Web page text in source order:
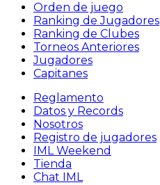
Orden de juego
Ranking de Jugadores
Ranking de Clubes
Torneos Anteriores
Jugadores
Capitanes
Reglamento
Datos y Records
Nosotros
Registro de jugadores
IML Weekend
Tienda
Chat IML